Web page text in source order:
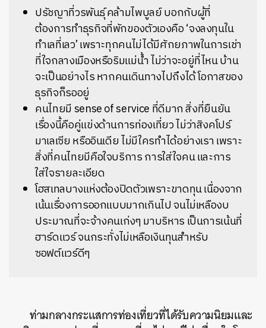
ปรัชญาที่วรพันธุ์ คล้ามไพบูลย์ บอกกับผู้ที่
ต้องการทำธุรกิจที่พักของตัวเองคือ ‘จงลงทุนใน
ทำเลที่เลว’ เพราะทุกคนไม่ได้มีศักยภาพในการเช่า
ที่ใจกลางเมืองหรือริมแม่น้ำ ไม่ว่าจะอยู่ที่ไหน บ้าน
จะเป็นอย่างไร หากคนเดินทางไปถึงได้ โอกาสของ
ธุรกิจก็รออยู่
คนไทยมี sense of service ที่ดีมาก สิ่งที่ยืนยัน
เรื่องนี้คือคู่แข่งด้านการท่องเที่ยว ไม่ว่าสิงคโปร์
มาเลเซีย หรืออินเดีย ไม่มีใครทำได้อย่างเรา เพราะ
สิ่งที่คนไทยมีคือใจบริการ การใส่ใจคน และการ
ใส่ใจรายละเอียด
โฮสเทลบางแห่งต้องปิดตัวเพราะขาดทุน เนื่องจาก
เน้นเรื่องการออกแบบมากเกินไป จนไม่เหลืองบ
ประมาณที่จะจ้างคนเก่งๆ มาบริหาร เป็นการเน้นที่
ฮาร์ดแวร์ จนกระทั่งไม่เหลือเงินทุนสำหรับ
ซอฟต์แวร์ดีๆ
ท่ามกลางกระแสการท่องเที่ยวที่ได้รับความนิยมและ